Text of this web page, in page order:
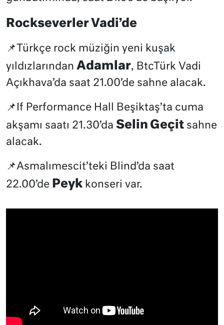
Rockseverler Vadi’de
📌Türkçe rock müziğin yeni kuşak
yıldızlarından Adamlar, BtcTürk Vadi
Açıkhava’da saat 21.00’de sahne alacak.
📌If Performance Hall Beşiktaş’ta cuma
akşamı saatı 21.30’da Selin Geçit sahne
alacak.
📌Asmalımescit’teki Blind’da saat
22.00’de Peyk konseri var.